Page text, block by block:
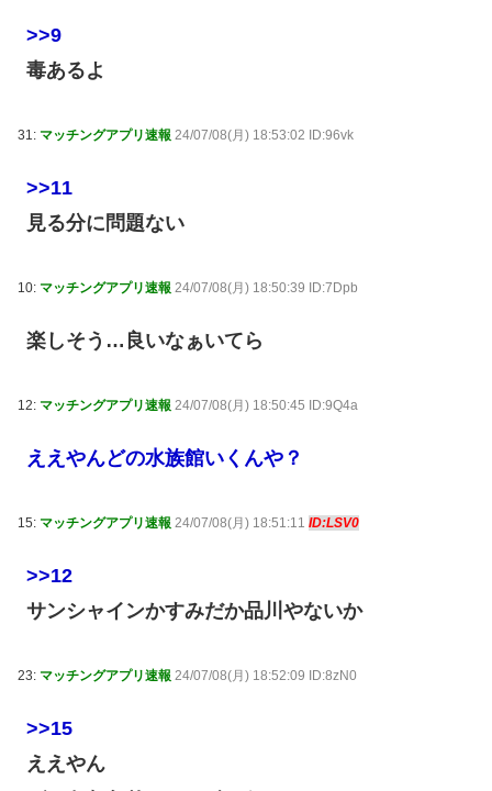
>>9
毒あるよ
31: マッチングアプリ速報 24/07/08(月) 18:53:02 ID:96vk
>>11
見る分に問題ない
10: マッチングアプリ速報 24/07/08(月) 18:50:39 ID:7Dpb
楽しそう…良いなぁいてら
12: マッチングアプリ速報 24/07/08(月) 18:50:45 ID:9Q4a
ええやんどの水族館いくんや？
15: マッチングアプリ速報 24/07/08(月) 18:51:11 ID:LSV0
>>12
サンシャインかすみだか品川やないか
23: マッチングアプリ速報 24/07/08(月) 18:52:09 ID:8zN0
>>15
ええやん